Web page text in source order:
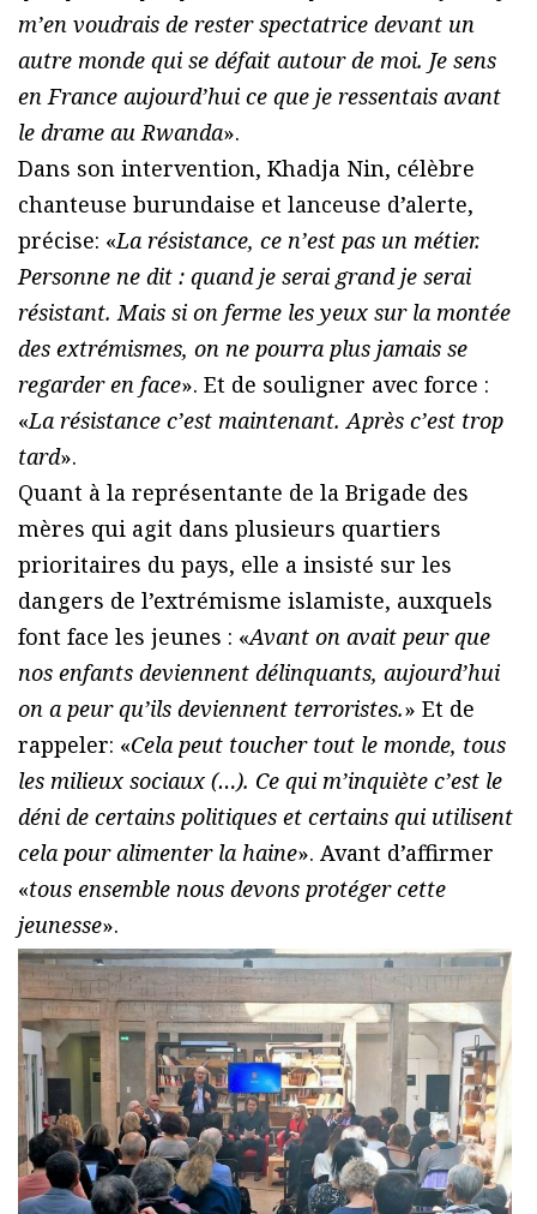
m’en voudrais de rester spectatrice devant un
autre monde qui se défait autour de moi. Je sens
en France aujourd’hui ce que je ressentais avant
le drame au Rwanda».
Dans son intervention, Khadja Nin, célèbre
chanteuse burundaise et lanceuse d’alerte,
précise: «La résistance, ce n’est pas un métier.
Personne ne dit : quand je serai grand je serai
résistant. Mais si on ferme les yeux sur la montée
des extrémismes, on ne pourra plus jamais se
regarder en face». Et de souligner avec force :
«La résistance c’est maintenant. Après c’est trop
tard».
Quant à la représentante de la Brigade des
mères qui agit dans plusieurs quartiers
prioritaires du pays, elle a insisté sur les
dangers de l’extrémisme islamiste, auxquels
font face les jeunes : «Avant on avait peur que
nos enfants deviennent délinquants, aujourd’hui
on a peur qu’ils deviennent terroristes.» Et de
rappeler: «Cela peut toucher tout le monde, tous
les milieux sociaux (…). Ce qui m’inquiète c’est le
déni de certains politiques et certains qui utilisent
cela pour alimenter la haine». Avant d’affirmer
«tous ensemble nous devons protéger cette
jeunesse».